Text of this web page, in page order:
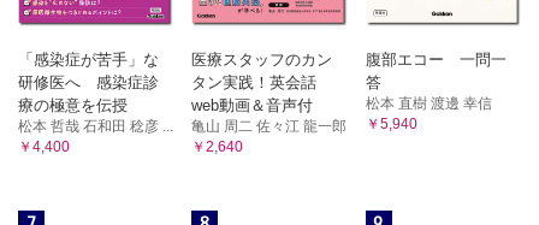
「感染症が苦手」な
研修医へ 感染症診
療の極意を伝授
松本 哲哉 石和田 稔彦 ...
￥4,400
医療スタッフのカン
タン実践！英会話
web動画＆音声付
亀山 周二 佐々江 龍一郎
￥2,640
腹部エコー 一問一
答
松本 直樹 渡邊 幸信
￥5,940